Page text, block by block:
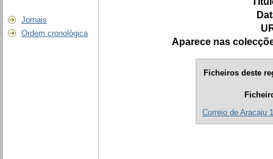
Jornais
Ordem cronológica
Aparece nas
Ficheiros deste
Correio de Aracaju